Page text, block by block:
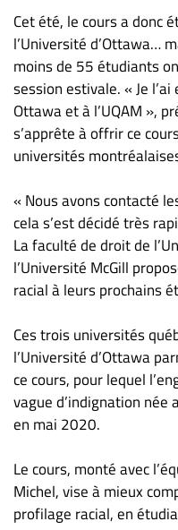
Solutions de
recrutements
TROUVEZ-
NOUS
Nous
joindre
À
propos
Infolettre
S’abonner
FAQ
Politique de
confidentialité
Cet été, le cours a donc
l’Université d’Ottawa…
moins de 55 étudiants
session estivale. « Je
Ottawa et à l’UQAM »,
s’apprête à offrir ce
universités
« Nous avons contacté
cela s’est décidé très
La faculté de droit de
l’Université McGill
racial à leurs prochains
Ces trois universités
l’Université d’Ottawa
ce cours, pour lequel
vague d’indignation née
en mai 2020.
Le cours, monté avec
Michel, vise à mieux
profilage racial, en